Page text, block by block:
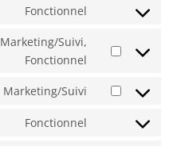
google-
adsense
Fonctionnel
Consent
service
Marketing/Suivi,
Fonctionnel
Consent
service
recaptcha
Marketing/Suivi
Consent
Fonctionnel
Consent